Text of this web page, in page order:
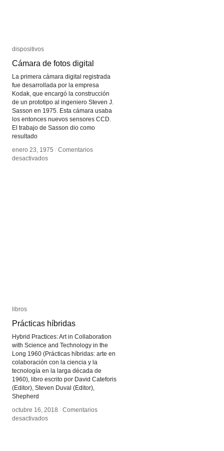
dispositivos
Cámara de fotos digital
La primera cámara digital registrada
fue desarrollada por la empresa
Kodak, que encargó la construcción
de un prototipo al ingeniero Steven J.
Sasson en 1975. Esta cámara usaba
los entonces nuevos sensores CCD.
El trabajo de Sasson dio como
resultado
enero 23, 1975 / Comentarios
desactivadosen
dispositivos
Cámara de fotos digital
enero 23, 1975 / Comentarios
desactivadosen
libros
Prácticas híbridas
Hybrid Practices: Art in Collaboration
with Science and Technology in the
Long 1960 (Prácticas híbridas: arte en
colaboración con la ciencia y la
tecnología en la larga década de
1960), libro escrito por David Cateforis
(Editor), Steven Duval (Editor),
Shepherd
octubre 16, 2018 / Comentarios
desactivadosen
libros
Prácticas híbridas
octubre 16, 2018 / Comentarios
desactivadosen